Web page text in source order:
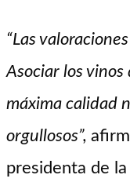
“Las
Asociar los vinos
máxima calidad
orgullosos”,
presidenta de la